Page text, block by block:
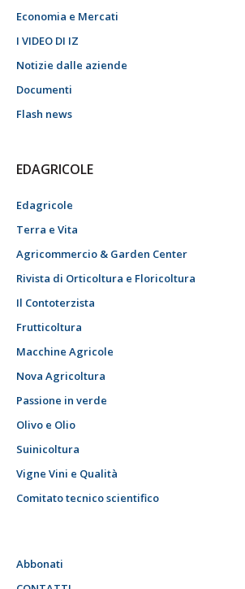
Economia e Mercati
I VIDEO DI IZ
Notizie dalle aziende
Documenti
Flash news
EDAGRICOLE
Edagricole
Terra e Vita
Agricommercio & Garden Center
Rivista di Orticoltura e Floricoltura
Il Contoterzista
Frutticoltura
Macchine Agricole
Nova Agricoltura
Passione in verde
Olivo e Olio
Suinicoltura
Vigne Vini e Qualità
Comitato tecnico scientifico
Abbonati